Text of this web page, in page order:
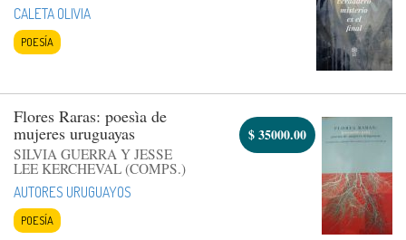
CALETA OLIVIA
POESÍA
Flores Raras: poesìa de
mujeres uruguayas
SILVIA GUERRA Y JESSE
LEE KERCHEVAL (COMPS.)
AUTORES URUGUAYOS
POESÍA
$35000.00